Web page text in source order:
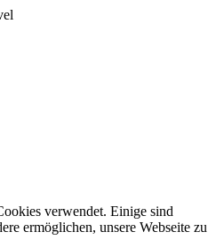
verwendet. Einige sind
ermöglichen, unsere Webseite zu